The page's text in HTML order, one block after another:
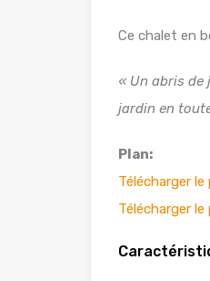
Ce chalet en
« Un abris
jardin en
Plan:
Télécharger le
Télécharger le